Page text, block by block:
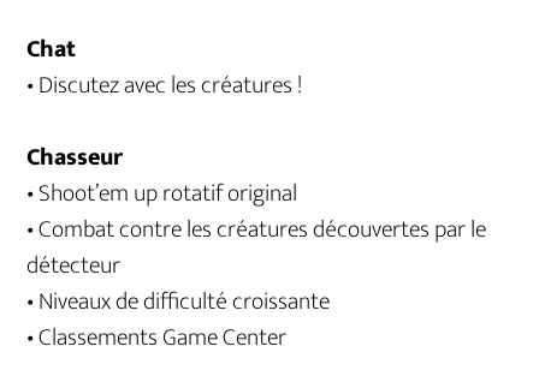
Chat
• Discutez avec les créatures !
Chasseur
• Shoot’em up rotatif original
• Combat contre les créatures découvertes par le
détecteur
• Niveaux de difficulté croissante
• Classements Game Center